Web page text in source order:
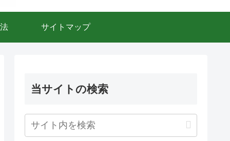
サイトマップ
当サイトの検索